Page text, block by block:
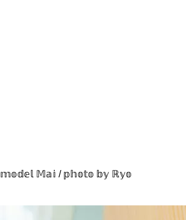
𝕞𝕠𝕕𝕖𝕝 𝕄𝕒𝕚 / 𝕡𝕙𝕠𝕥𝕠 𝕓𝕪 ℝ𝕪𝕠